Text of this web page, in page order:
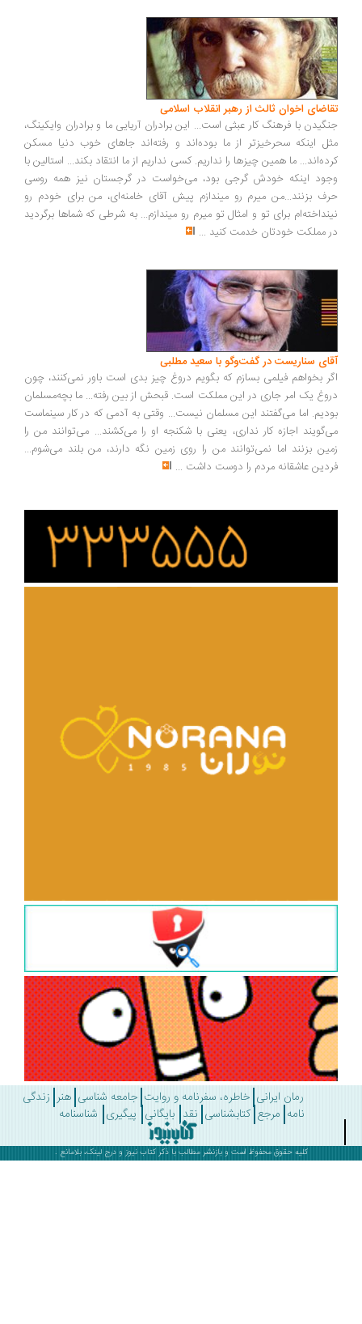
اخوان ثالث از رهبر انقلاب اسلامی
با فرهنگ کار عبثی است... این برادران آریایی ما و برادران وایکینگ،
اینکه سحرخیزتر از ما بوده‌اند و رفته‌اند جاهای خوب دنیا مسکن
ما همین چیزها را نداریم. کسی نداریم از ما انتقاد بکند... استالین با
اینکه خودش گرجی بود، می‌خواست در گرجستان نیز همه روسی
بزنند...من میرم رو میندازم پیش آقای خامنه‌ای، من برای خودم رو
برای تو و امثال تو میرم رو میندازم... به شرطی که شماها برگردید
مملکت خودتان خدمت کنید...
سناریست در گفت‌وگو با سعید مطلبی
بخواهم فیلمی بسازم که بگویم دروغ چیز بدی است باور نمی‌کنند، چون
یک امر جاری در این مملکت است. قبحش از بین رفته... ما بچه‌مسلمان
اما می‌گفتند این مسلمان نیست... وقتی به آدمی که در کار سینماست
اجازه کار نداری، یعنی با شکنجه او را می‌کشند... می‌توانند من را
بزنند اما نمی‌توانند من را روی زمین نگه دارند، من بلند می‌شوم...
عاشقانه مردم را دوست داشت ...
رمان ایرانی خاطره، سفرنامه و روایت جامعه شناسی هنر زندگی
مرجع کتابشناسی نقد بایگانی پیگیری شناسنامه
کلیه حقوق محفوظ است و بازنشر مطالب با ذکرکتاب نیوز و درج لینک، بلامانع .